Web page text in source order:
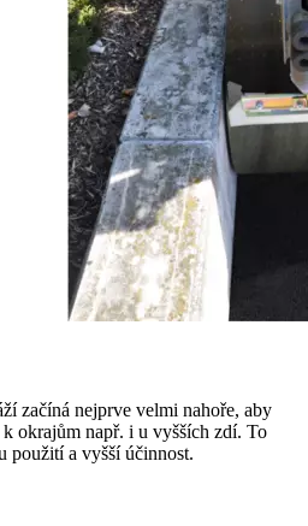
začíná nejprve velmi nahoře, aby
okrajům např. i u vyšších zdí. To
použití a vyšší účinnost.